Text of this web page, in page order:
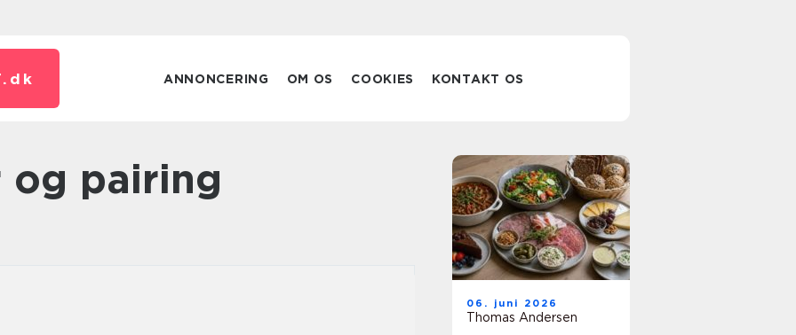
dk ANNONCERING OM OS COOKIES KONTAKT OS
og pairing
06. juni 2026
Thomas Andersen